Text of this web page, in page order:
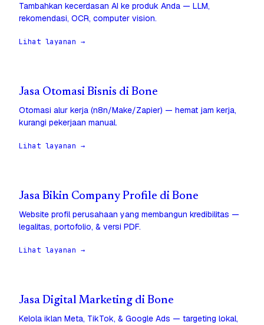
Tambahkan kecerdasan AI ke produk Anda — LLM,
rekomendasi, OCR, computer vision.
Lihat layanan →
Jasa Otomasi Bisnis di Bone
Otomasi alur kerja (n8n/Make/Zapier) — hemat jam kerja,
kurangi pekerjaan manual.
Lihat layanan →
Jasa Bikin Company Profile di Bone
Website profil perusahaan yang membangun kredibilitas —
legalitas, portofolio, & versi PDF.
Lihat layanan →
Jasa Digital Marketing di Bone
Kelola iklan Meta, TikTok, & Google Ads — targeting lokal,